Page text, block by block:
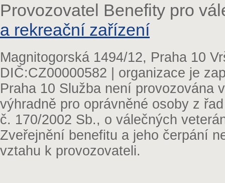
Provozovatel Benefity pro
a rekreační zařízení
Magnitogorská 1494/12, Praha 10
DIČ:CZ00000582 | organizace je
Praha 10 Služba není provozována
výhradně pro oprávněné osoby z
č. 170/2002 Sb., o válečných
Zveřejnění benefitu a jeho čerpání
vztahu k provozovateli.